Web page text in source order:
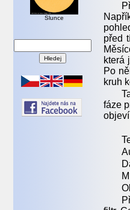
Slunce
před
která
Po
kruh
fáze